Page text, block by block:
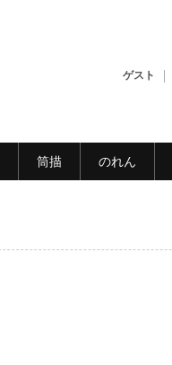
ゲスト
筒描 のれん